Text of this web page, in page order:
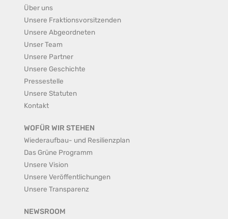
Über uns
Unsere Fraktionsvorsitzenden
Unsere Abgeordneten
Unser Team
Unsere Partner
Unsere Geschichte
Pressestelle
Unsere Statuten
Kontakt
WOFÜR WIR STEHEN
Wiederaufbau- und Resilienzplan
Das Grüne Programm
Unsere Vision
Unsere Veröffentlichungen
Unsere Transparenz
NEWSROOM